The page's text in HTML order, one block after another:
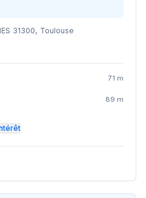
31300, Toulouse
71 m
89 m